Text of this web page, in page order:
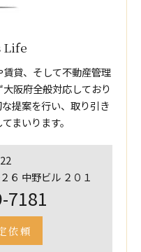
Life
貸、そして不動産管理
阪府全般対応しており
提案を行い、取り引き
まいります。
６ 中野ビル ２０１
7181
依頼